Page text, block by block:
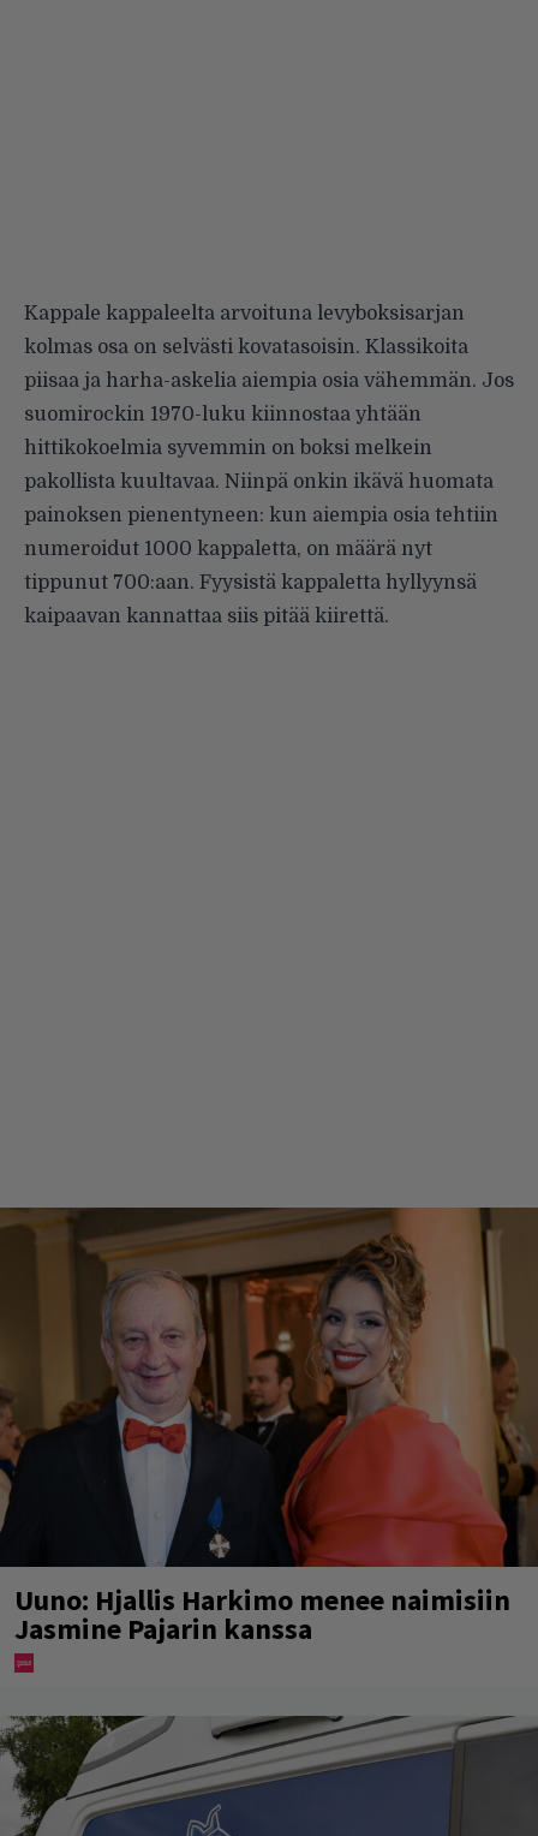
Kappale kappaleelta arvoituna levyboksisarjan
kolmas osa on selvästi kovatasoisin. Klassikoita
piisaa ja harha-askelia aiempia osia vähemmän. Jos
suomirockin 1970-luku kiinnostaa yhtään
hittikokoelmia syvemmin on boksi melkein
pakollista kuultavaa. Niinpä onkin ikävä huomata
painoksen pienentyneen: kun aiempia osia tehtiin
numeroidut 1000 kappaletta, on määrä nyt
tippunut 700:aan. Fyysistä kappaletta hyllyynsä
kaipaavan kannattaa siis pitää kiirettä.
Uuno: Hjallis Harkimo menee naimisiin
Jasmine Pajarin kanssa